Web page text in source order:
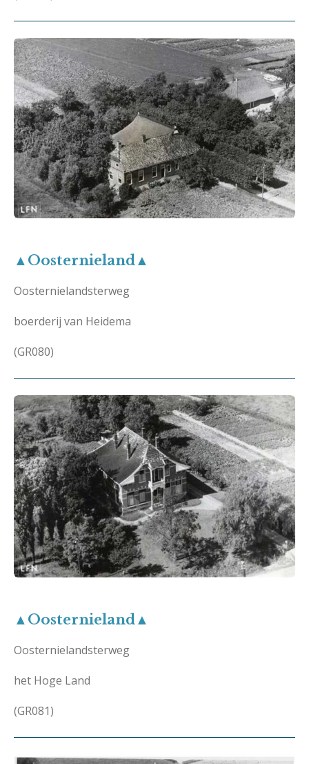
▲Oosternieland▲
Oosternielandsterweg
boerderij van Heidema
(GR080)
▲Oosternieland▲
Oosternielandsterweg
het Hoge Land
(GR081)